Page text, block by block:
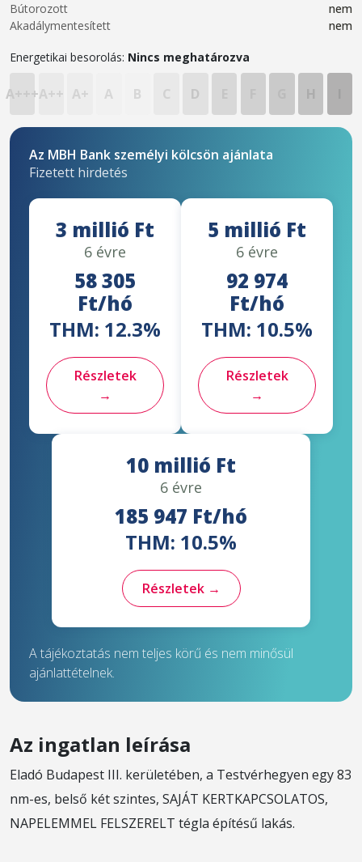
Bútorozott
nem
Akadálymentesített
nem
Energetikai besorolás: Nincs meghatározva
A+++A++ A+ A B C D
Az MBH Bank személyi kölcsön ajánlata
Fizetett hirdetés
3 millió Ft
6 évre
58 305
Ft/hó
THM: 12.3%
Részletek
→
5 millió Ft
6 évre
92 974
Ft/hó
THM: 10.5%
Részletek
→
10 millió Ft
6 évre
185 947 Ft/hó
THM: 10.5%
Részletek →
A tájékoztatás nem teljes körű és nem minősül
ajánlattételnek.
Az ingatlan leírása
Eladó Budapest III. kerületében, a Testvérhegyen egy 83
nm-es, belső két szintes, SAJÁT KERTKAPCSOLATOS,
NAPELEMMEL FELSZERELT tégla építésű lakás.